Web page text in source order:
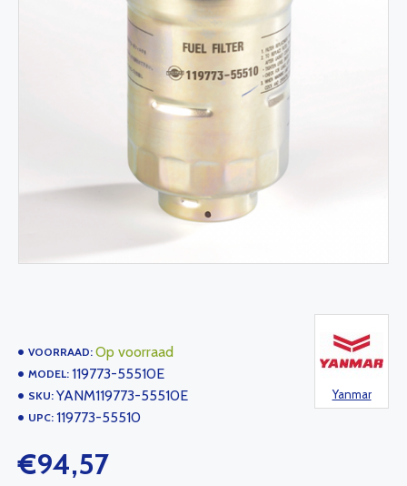
VOORRAAD: Op voorraad
MODEL: 119773-55510E
SKU: YANM119773-55510E
UPC: 119773-55510
Yanmar
€94,57